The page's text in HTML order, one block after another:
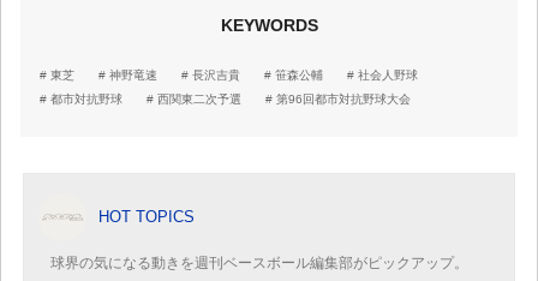
KEYWORDS
東芝 神野竜速 長沢吉貴 笹森公輔
社会人野球
都市対抗野球
西関東二次予選 第96回都市対抗野球大会
HOT TOPICS
球界の気になる動きを週刊ベースボール編集部がピックアップ。